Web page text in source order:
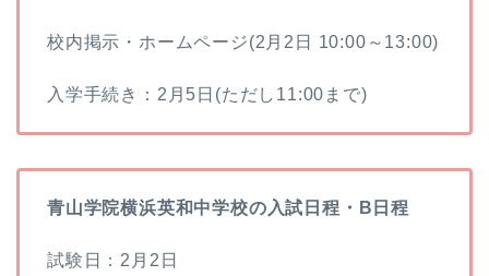
校内掲示・ホームページ(2月2日 10:00～13:00)
入学手続き：2月5日(ただし11:00まで)
青山学院横浜英和中学校の入試日程・B日程
試験日：2月2日